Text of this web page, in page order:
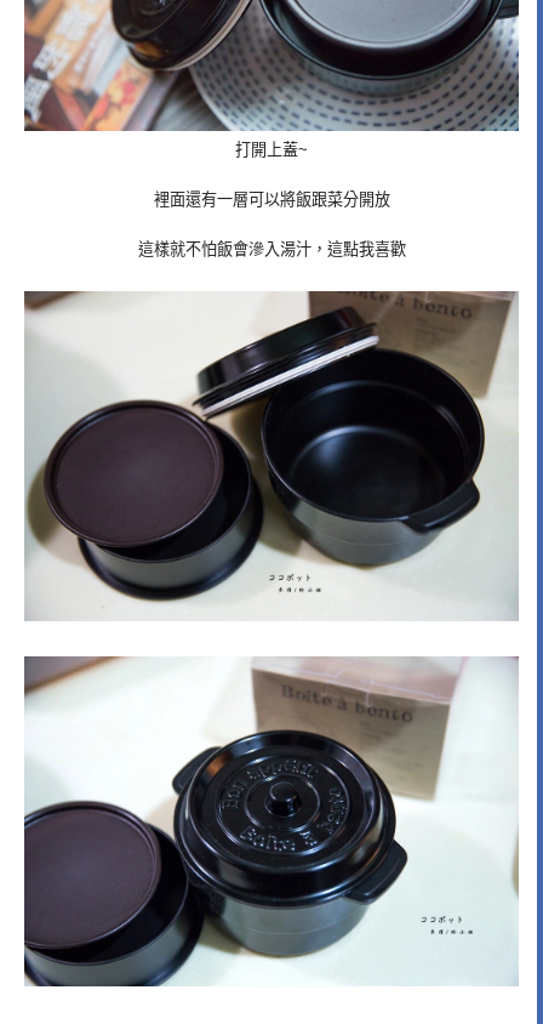
打開上蓋~
裡面還有一層可以將飯跟菜分開放
這樣就不怕飯會滲入湯汁，這點我喜歡